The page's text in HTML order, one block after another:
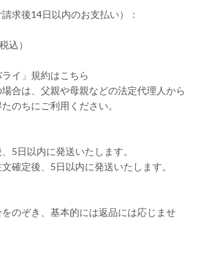
求後14日以内のお支払い）：
込）
イ」規約はこちら
合は、父親や母親などの法定代理人から
のちにご利用ください。
5日以内に発送いたします。
確定後、5日以内に発送いたします。
のぞき、基本的には返品には応じませ